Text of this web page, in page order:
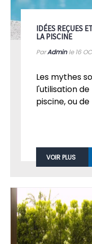
IDÉES REÇUES
LA PISCINE
ParAdminle 16
Les mythes
l'utilisation
piscine, ou
VOIR PLUS